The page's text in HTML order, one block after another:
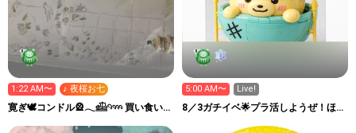
1:22 AM〜 ♪ 夜桜お七
寛ぎ🕊️コンドル🎡𓂃𓊝𓄹𓄺 買い食い
5:00 AM〜 Live!
8／3ガチイベ🌟プラ活しようぜ！ほ